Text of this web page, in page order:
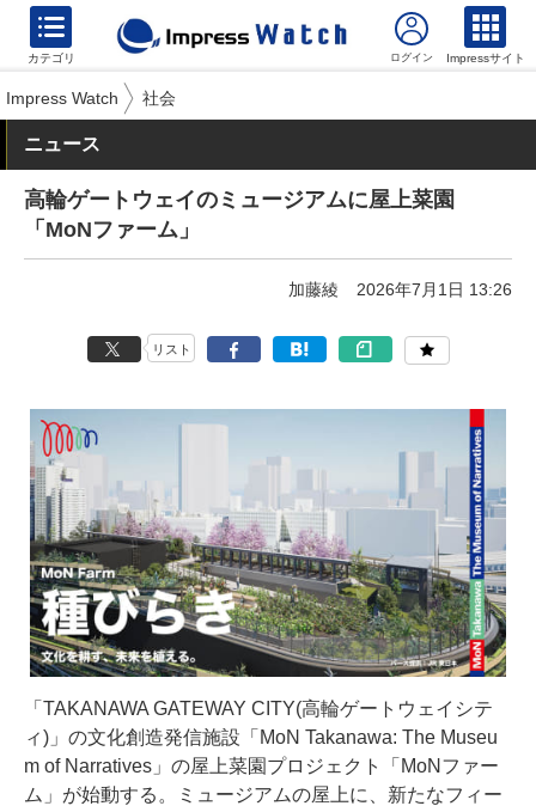
カテゴリ Impressサイト
Impress Watch 社会
ニュース
高輪ゲートウェイのミュージアムに屋上菜園
「MoNファーム」
加藤綾 2026年7月1日 13:26
リスト
「TAKANAWA GATEWAY CITY(高輪ゲートウェイシテ
ィ)」の文化創造発信施設「MoN Takanawa: The Museu
m of Narratives」の屋上菜園プロジェクト「MoNファー
ム」が始動する。ミュージアムの屋上に、新たなフィー